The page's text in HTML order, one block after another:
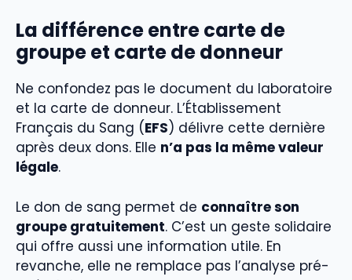
La différence entre carte de
groupe et carte de donneur
Ne confondez pas le document du laboratoire
et la carte de donneur. L’Établissement
Français du Sang (EFS) délivre cette dernière
après deux dons. Elle n’a pas la même valeur
légale.
Le don de sang permet de connaître son
groupe gratuitement. C’est un geste solidaire
qui offre aussi une information utile. En
revanche, elle ne remplace pas l’analyse pré-